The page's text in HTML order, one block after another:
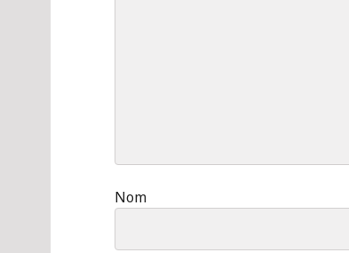
Nom